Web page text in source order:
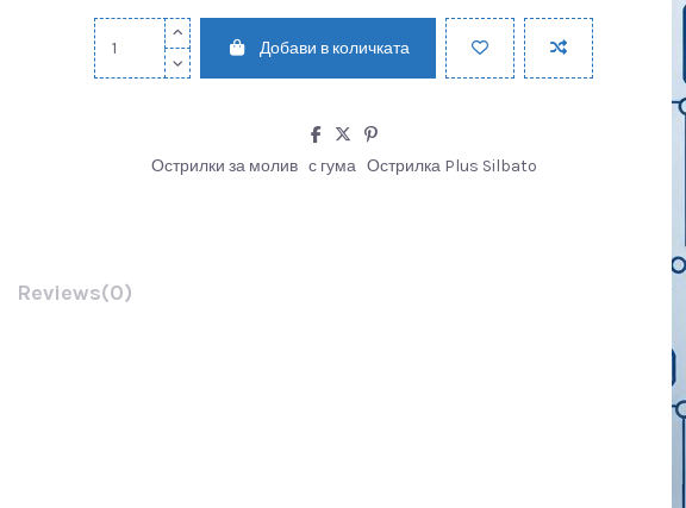
Добави в количката
Острилки за молив с гума Острилка Plus Silbato
Reviews(0)